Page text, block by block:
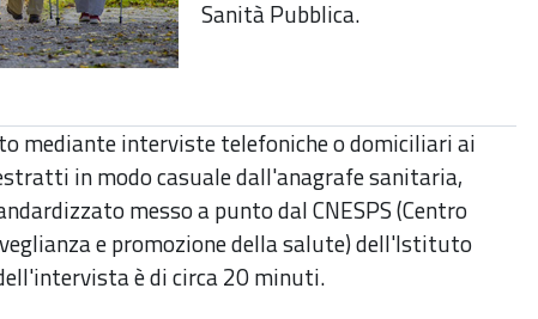
Sanità Pubblica.
mediante interviste telefoniche o domiciliari ai
in modo casuale dall'anagrafe sanitaria,
messo a punto dal CNESPS (Centro
e promozione della salute) dell'Istituto
è di circa 20 minuti.